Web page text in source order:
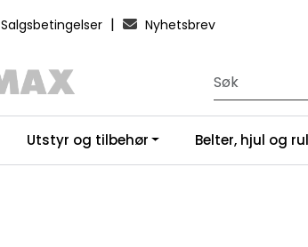
Salgsbetingelser | Nyhetsbrev
Utstyr og tilbehør Belter, hjul og